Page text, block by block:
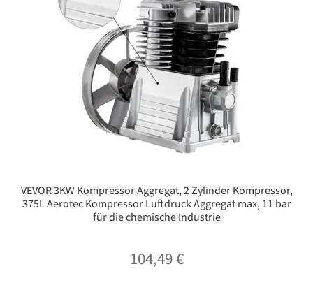
VEVOR 3KW Kompressor Aggregat, 2 Zylinder Kompressor,
375L Aerotec Kompressor Luftdruck Aggregat max, 11 bar
für die chemische Industrie
104,49€